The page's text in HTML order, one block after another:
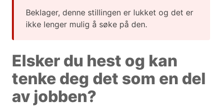
Beklager, denne stillingen er lukket og det er
ikke lenger mulig å søke på den.
Elsker du hest og kan
tenke deg det som en del
av jobben?